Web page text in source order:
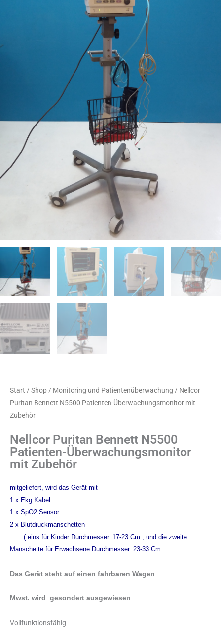
Start / Shop / Monitoring und Patientenüberwachung / Nellcor
Puritan Bennett N5500 Patienten-Überwachungsmonitor mit
Zubehör
Nellcor Puritan Bennett N5500
Patienten-Überwachungsmonitor
mit Zubehör
mitgeliefert, wird das Gerät mit
1 x Ekg Kabel
1 x SpO2 Sensor
2 x Blutdruckmanschetten
( eins für Kinder Durchmesser. 17-23 Cm , und die zweite
Manschette für Erwachsene Durchmesser. 23-33 Cm
Das Gerät steht auf einen fahrbaren Wagen
Mwst. wird gesondert ausgewiesen
Vollfunktionsfähig